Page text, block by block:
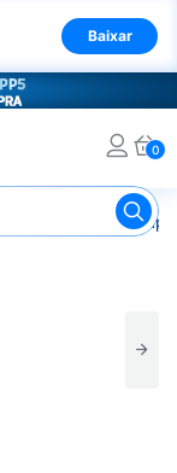
Baixar
0